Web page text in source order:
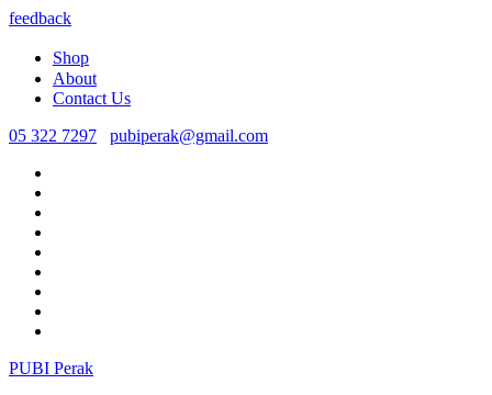
feedback
Shop
About
Contact Us
05 322 7297
pubiperak@gmail.com
PUBI Perak